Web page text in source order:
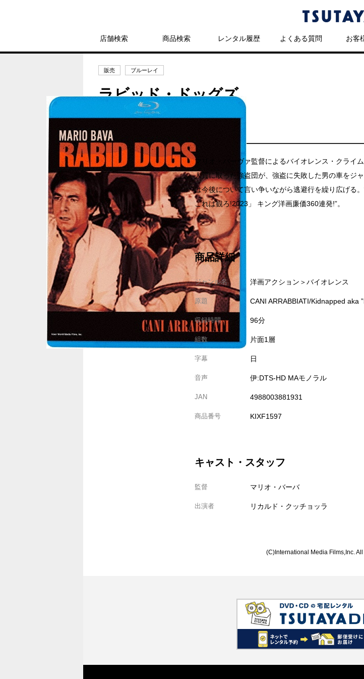
店舗検索 商品検索 レンタル履歴 よくある質問 お客
販売 ブルーレイ
ラビッド・ドッグズ
発売日：2023年8月9日
マリオ・バーヴァ監督によるバイオレンス・クライ
人質に取った強盗団が、強盗に失敗した男の車をジ
は今後について言い争いながら逃避行を繰り広げる
これは観ろ!2023」 キング洋画廉価360連発!”。
商品詳細
ジャンル名 洋画アクション＞バイオレンス
原題 CANI ARRABBIATI/Kidnapped aka
収録時間 96分
組数 片面1層
字幕 日
音声 伊:DTS-HD MAモノラル
JAN 4988003881931
商品番号 KIXF1597
キャスト・スタッフ
監督 マリオ・バーバ
出演者 リカルド・クッチョッラ
(C)International Media Films,Inc.